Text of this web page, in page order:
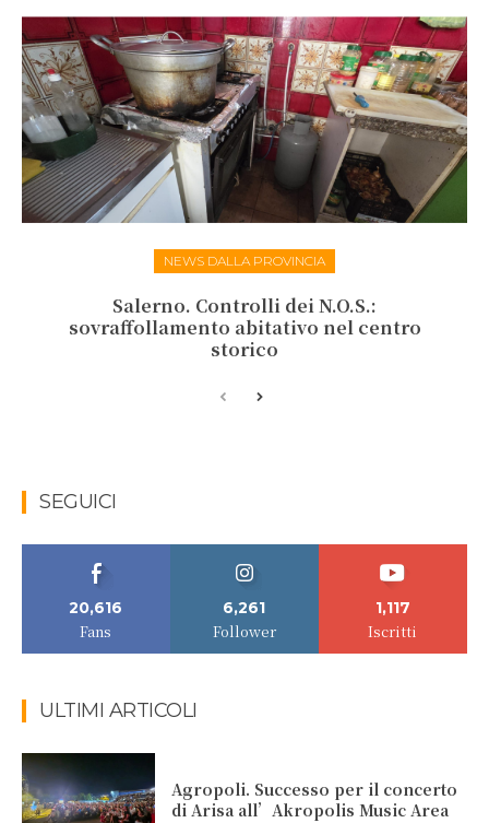
NEWS DALLA PROVINCIA
Salerno. Controlli dei N.O.S.:
sovraffollamento abitativo nel centro
storico
SEGUICI
20,616
Fans
6,261
Follower
1,117
Iscritti
ULTIMI ARTICOLI
Agropoli. Successo per il concerto
di Arisa all’Akropolis Music Area